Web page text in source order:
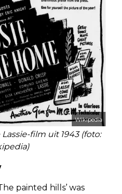
Wikipedia
film uit 1943 (foto:
painted hills’ was